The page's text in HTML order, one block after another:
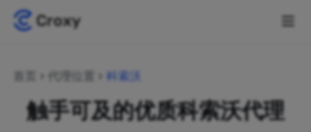
科索沃
触手可及的优质科索沃代理